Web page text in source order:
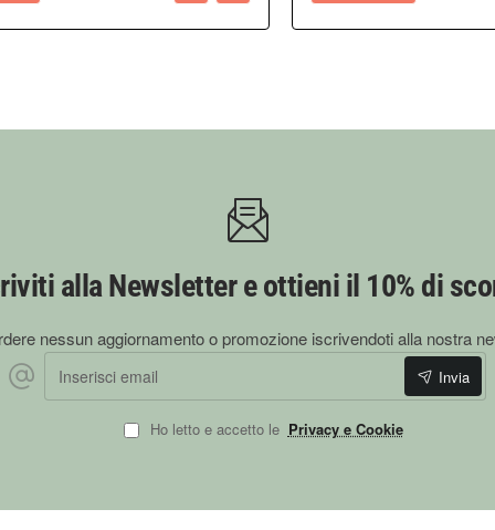
alla Newsletter e ottieni il 10% di
nessun aggiornamento o promozione iscrivendoti alla nostra
Inserisci email
Invia
Ho letto e accetto le Privacy e Cookie